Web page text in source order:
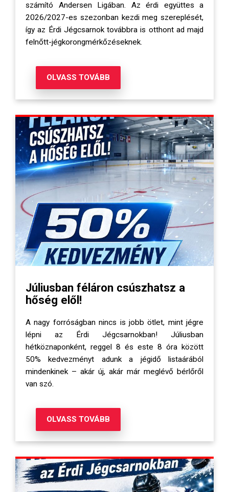
számító Andersen Ligában. Az érdi együttes a
2026/2027-es szezonban kezdi meg szereplését,
így az Érdi Jégcsarnok továbbra is otthont ad majd
felnőtt-jégkorongmérkőzéseknek.
OLVASS TOVÁBB
Júliusban féláron csúszhatsz a
hőség elől!
A nagy forróságban nincs is jobb ötlet, mint jégre
lépni az Érdi Jégcsarnokban! Júliusban
hétköznaponként, reggel 8 és este 8 óra között
50% kedvezményt adunk a jégidő listaárából
mindenkinek – akár új, akár már meglévő bérlőről
van szó.
OLVASS TOVÁBB